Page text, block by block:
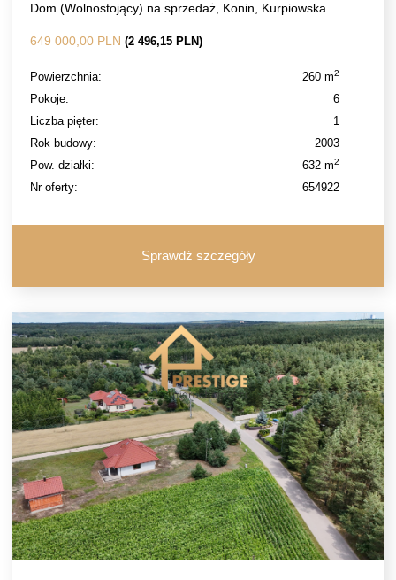
Dom (Wolnostojący) na sprzedaż, Konin, Kurpiowska
649 000,00 PLN (2 496,15 PLN)
Powierzchnia: 260 m2
Pokoje:
6
Liczba pięter:
1
Rok budowy:
2003
Pow. działki:
632 m2
Nr oferty: 654922
Sprawdź szczegóły